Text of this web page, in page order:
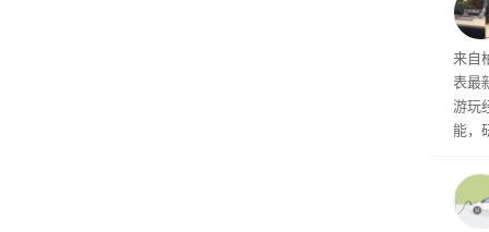
内
来自
表最
游玩
能，
训练